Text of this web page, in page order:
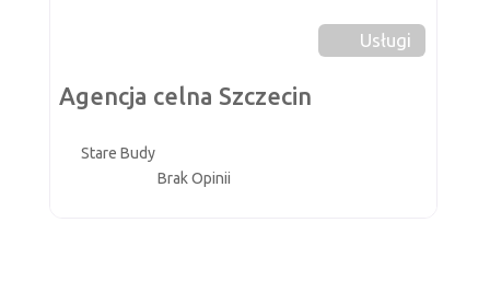
Usługi
Agencja celna Szczecin
Stare Budy
Brak Opinii